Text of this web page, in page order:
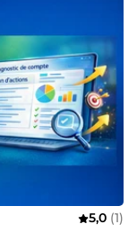
5,0 (1)